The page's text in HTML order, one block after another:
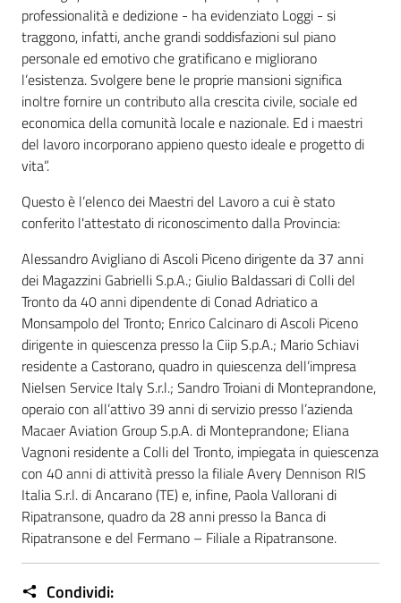
professionalità e dedizione - ha evidenziato Loggi - si
traggono, infatti, anche grandi soddisfazioni sul piano
personale ed emotivo che gratificano e migliorano
l’esistenza. Svolgere bene le proprie mansioni significa
inoltre fornire un contributo alla crescita civile, sociale ed
economica della comunità locale e nazionale. Ed i maestri
del lavoro incorporano appieno questo ideale e progetto di
vita”.
Questo è l’elenco dei Maestri del Lavoro a cui è stato
conferito l'attestato di riconoscimento dalla Provincia:
Alessandro Avigliano di Ascoli Piceno dirigente da 37 anni
dei Magazzini Gabrielli S.p.A.; Giulio Baldassari di Colli del
Tronto da 40 anni dipendente di Conad Adriatico a
Monsampolo del Tronto; Enrico Calcinaro di Ascoli Piceno
dirigente in quiescenza presso la Ciip S.p.A.; Mario Schiavi
residente a Castorano, quadro in quiescenza dell’impresa
Nielsen Service Italy S.r.l.; Sandro Troiani di Monteprandone,
operaio con all’attivo 39 anni di servizio presso l’azienda
Macaer Aviation Group S.p.A. di Monteprandone; Eliana
Vagnoni residente a Colli del Tronto, impiegata in quiescenza
con 40 anni di attività presso la filiale Avery Dennison RIS
Italia S.r.l. di Ancarano (TE) e, infine, Paola Vallorani di
Ripatransone, quadro da 28 anni presso la Banca di
Ripatransone e del Fermano – Filiale a Ripatransone.
Condividi: